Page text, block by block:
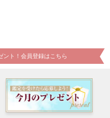
ト！会員登録はこちら